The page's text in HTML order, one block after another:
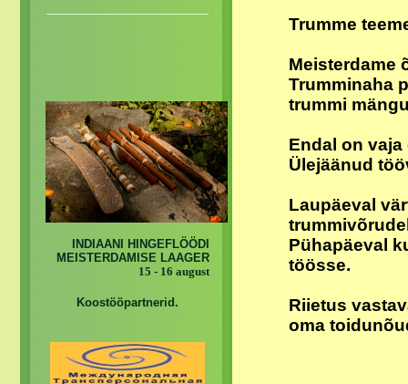
Trumme
Meisterdame
Trumminaha
trummi
Endal on
Ülejäänud
Laupäeval
Pühapäeval
töösse.
Riietus
oma
INDIAANI HINGEFLÖÖDI
MEISTERDAMISE LAAGER
15 - 16 august
Koostööpartnerid.